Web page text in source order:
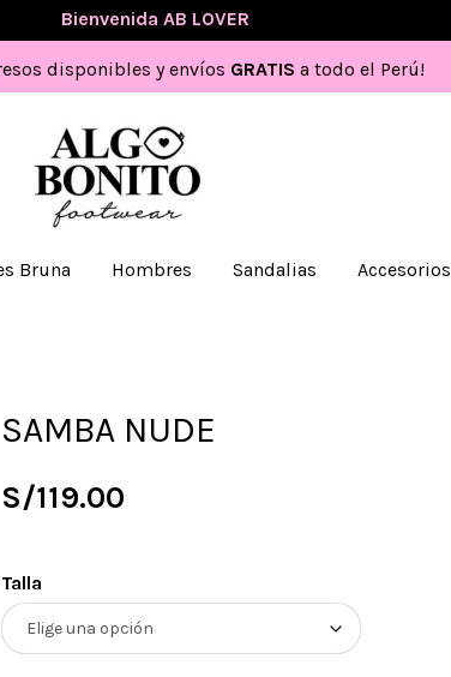
Bienvenida AB LOVER
disponibles y envíos GRATIS a todo el Perú!
Bruna Hombres Sandalias Accesorios
SAMBA NUDE
S/119.00
Talla